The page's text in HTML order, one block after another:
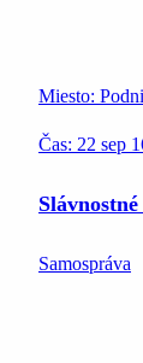
Miesto:
Čas: 22 sep
Samospráva